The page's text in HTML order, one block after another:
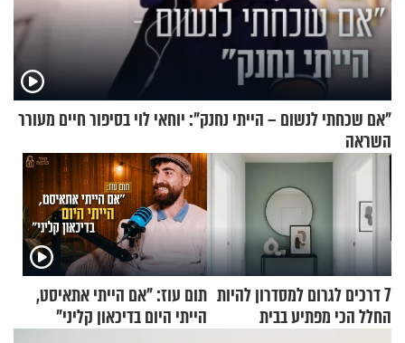
"אם שכחתי לנשום – הייתי נחנק": יוחאי לוי בסיפור חיים מעורר
השראה
7 דרכים לגרום למסדרון להיות
החלל הכי מפתיע בבית
תום עוז: "אם הייתי אתאיסט,
הייתי היום בדיכאון קליני"